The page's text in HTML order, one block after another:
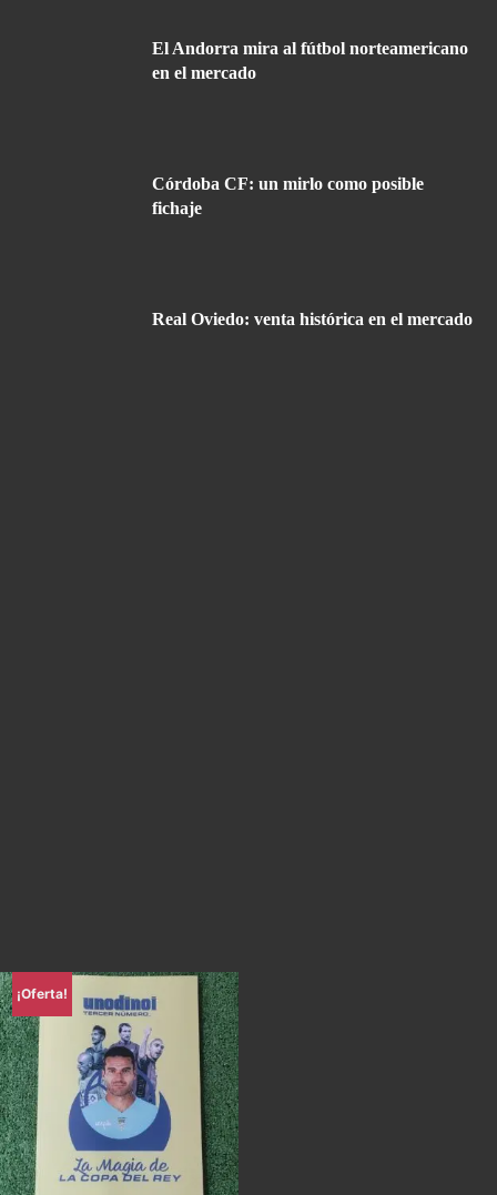
El Andorra mira al fútbol norteamericano
en el mercado
Córdoba CF: un mirlo como posible
fichaje
Real Oviedo: venta histórica en el mercado
¡Oferta!